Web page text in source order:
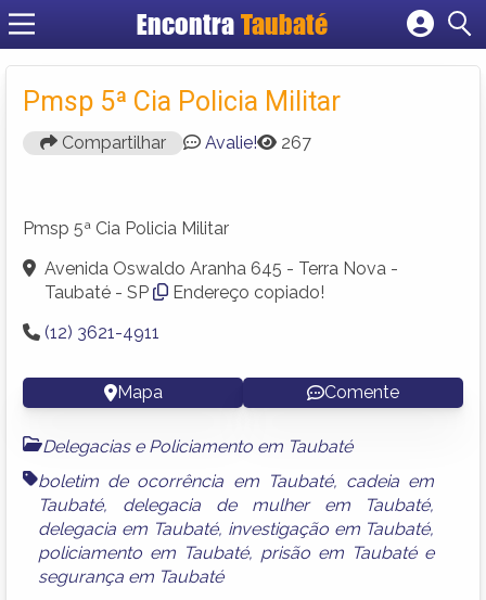
EncontraTaubaté
Cadastrar empresa
Criar conta
Pmsp 5ª Cia Policia Militar
Compartilhar Avalie! 267
Pmsp 5ª Cia Policia Militar
Avenida Oswaldo Aranha 645 - Terra Nova -
Taubaté - SP
Endereço copiado!
(12) 3621-4911
Mapa Comente
Delegacias e Policiamento em Taubaté
boletim de ocorrência em Taubaté, cadeia em
Taubaté, delegacia de mulher em Taubaté,
delegacia em Taubaté, investigação em Taubaté,
policiamento em Taubaté, prisão em Taubatée
segurança em Taubaté